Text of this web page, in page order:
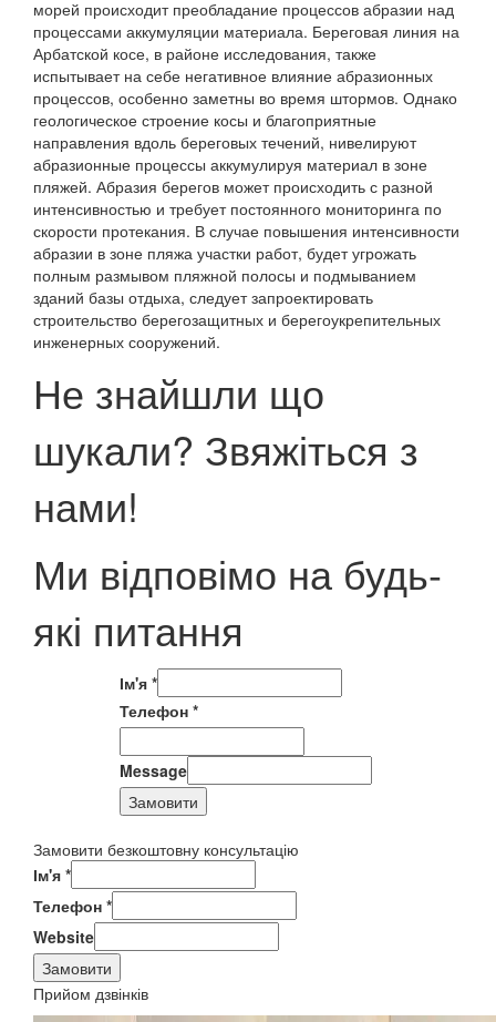
морей происходит преобладание процессов абразии над
процессами аккумуляции материала. Береговая линия на
Арбатской косе, в районе исследования, также
испытывает на себе негативное влияние абразионных
процессов, особенно заметны во время штормов. Однако
геологическое строение косы и благоприятные
направления вдоль береговых течений, нивелируют
абразионные процессы аккумулируя материал в зоне
пляжей. Абразия берегов может происходить с разной
интенсивностью и требует постоянного мониторинга по
скорости протекания. В случае повышения интенсивности
абразии в зоне пляжа участки работ, будет угрожать
полным размывом пляжной полосы и подмыванием
зданий базы отдыха, следует запроектировать
строительство берегозащитных и берегоукрепительных
инженерных сооружений.
Не знайшли що
шукали? Звяжіться з
нами!
Ми відповімо на будь-
які питання
Ім'я *
Телефон *
Message
Замовити
Замовити безкоштовну консультацію
Ім'я *
Телефон *
Website
Замовити
Прийом дзвінків